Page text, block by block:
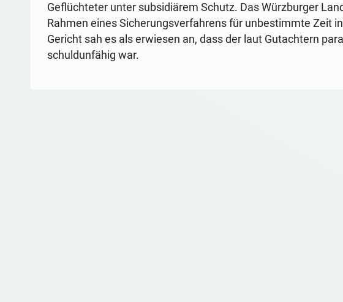
Geflüchteter unter subsidiärem Schutz. Das Würzburger
Rahmen eines Sicherungsverfahrens für unbestimmte Zeit
Gericht sah es als erwiesen an, dass der laut Gutachtern
schuldunfähig war.